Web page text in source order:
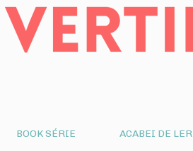
BOOK SÉRIE ACABEI DE LER